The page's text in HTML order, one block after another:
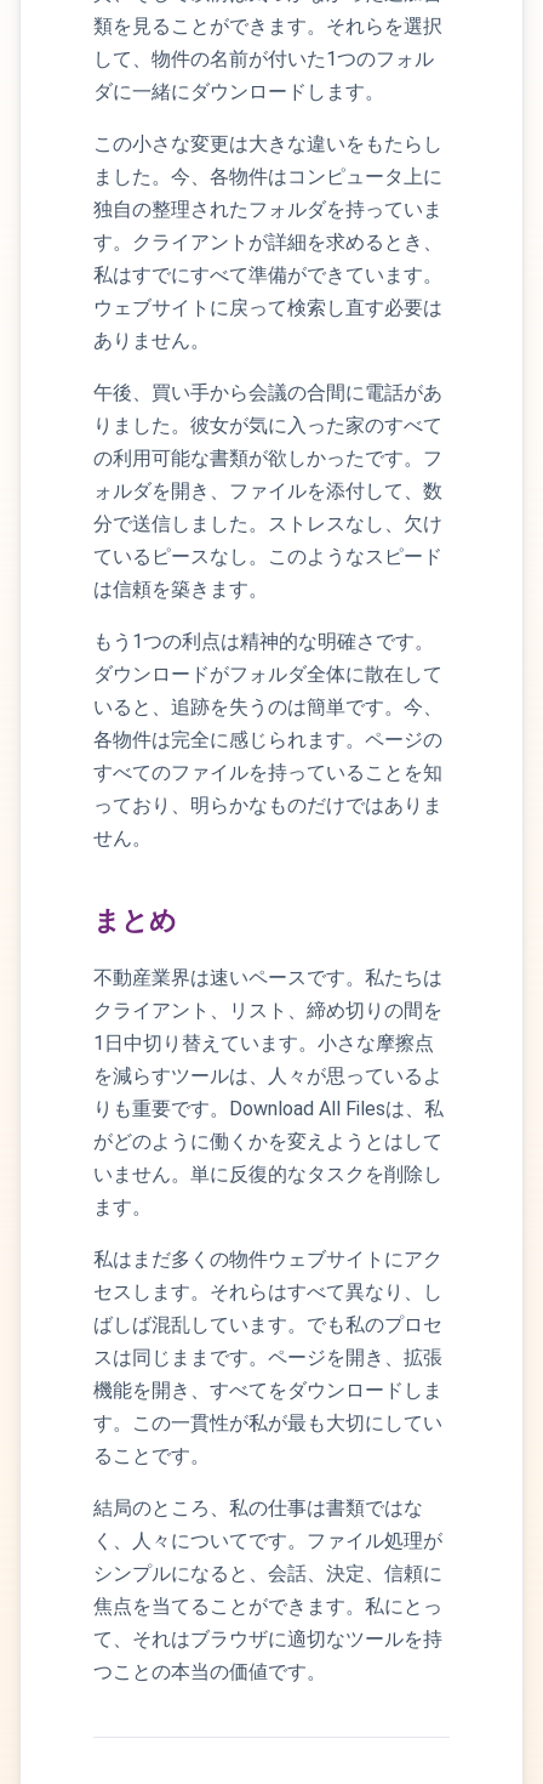
類を見ることができます。それらを選択
して、物件の名前が付いた1つのフォル
ダに一緒にダウンロードします。
この小さな変更は大きな違いをもたらし
ました。今、各物件はコンピュータ上に
独自の整理されたフォルダを持っていま
す。クライアントが詳細を求めるとき、
私はすでにすべて準備ができています。
ウェブサイトに戻って検索し直す必要は
ありません。
午後、買い手から会議の合間に電話があ
りました。彼女が気に入った家のすべて
の利用可能な書類が欲しかったです。フ
ォルダを開き、ファイルを添付して、数
分で送信しました。ストレスなし、欠け
ているピースなし。このようなスピード
は信頼を築きます。
もう1つの利点は精神的な明確さです。
ダウンロードがフォルダ全体に散在して
いると、追跡を失うのは簡単です。今、
各物件は完全に感じられます。ページの
すべてのファイルを持っていることを知
っており、明らかなものだけではありま
せん。
まとめ
不動産業界は速いペースです。私たちは
クライアント、リスト、締め切りの間を
1日中切り替えています。小さな摩擦点
を減らすツールは、人々が思っているよ
りも重要です。Download All Filesは、私
がどのように働くかを変えようとはして
いません。単に反復的なタスクを削除し
ます。
私はまだ多くの物件ウェブサイトにアク
セスします。それらはすべて異なり、し
ばしば混乱しています。でも私のプロセ
スは同じままです。ページを開き、拡張
機能を開き、すべてをダウンロードしま
す。この一貫性が私が最も大切にしてい
ることです。
結局のところ、私の仕事は書類ではな
く、人々についてです。ファイル処理が
シンプルになると、会話、決定、信頼に
焦点を当てることができます。私にとっ
て、それはブラウザに適切なツールを持
つことの本当の価値です。